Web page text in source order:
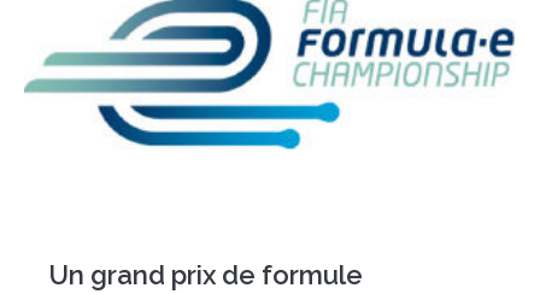
Un grand prix de formule